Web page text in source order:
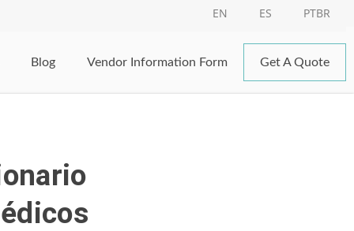
EN ES PTBR
Blog Vendor Information Form Get A Quote